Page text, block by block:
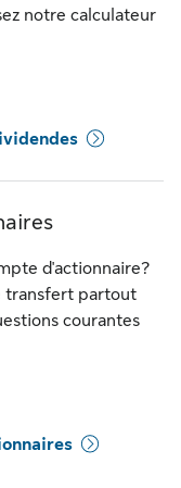
notre calculateur
d'actionnaire?
transfert partout
courantes